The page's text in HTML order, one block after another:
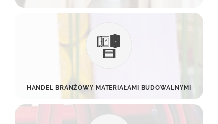
HANDEL BRANŻOWY MATERIAŁAMI BUDOWALNYMI